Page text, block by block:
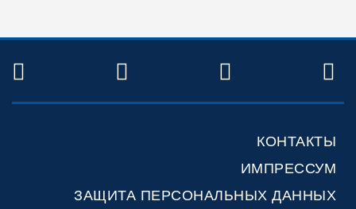
TWITTER FACEBOOKYOUTUBE
КОНТАКТЫ
ИМПРЕССУМ
ЗАЩИТА ПЕРСОНАЛЬНЫХ ДАННЫХ